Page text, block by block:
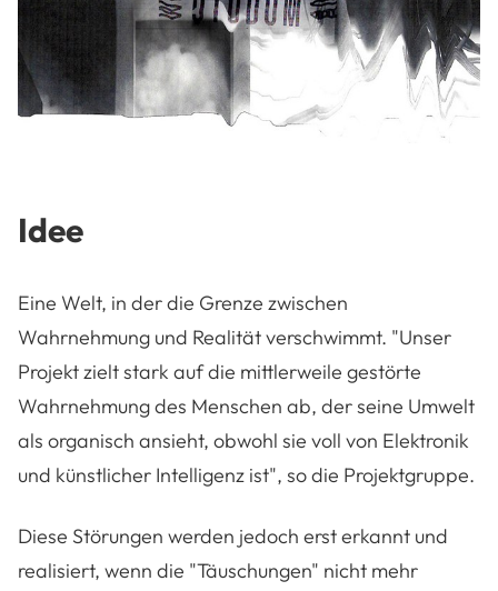
Idee
Eine Welt, in der die Grenze zwischen
Wahrnehmung und Realität verschwimmt. "Unser
Projekt zielt stark auf die mittlerweile gestörte
Wahrnehmung des Menschen ab, der seine Umwelt
als organisch ansieht, obwohl sie voll von Elektronik
und künstlicher Intelligenz ist", so die Projektgruppe.
Diese Störungen werden jedoch erst erkannt und
realisiert, wenn die "Täuschungen" nicht mehr